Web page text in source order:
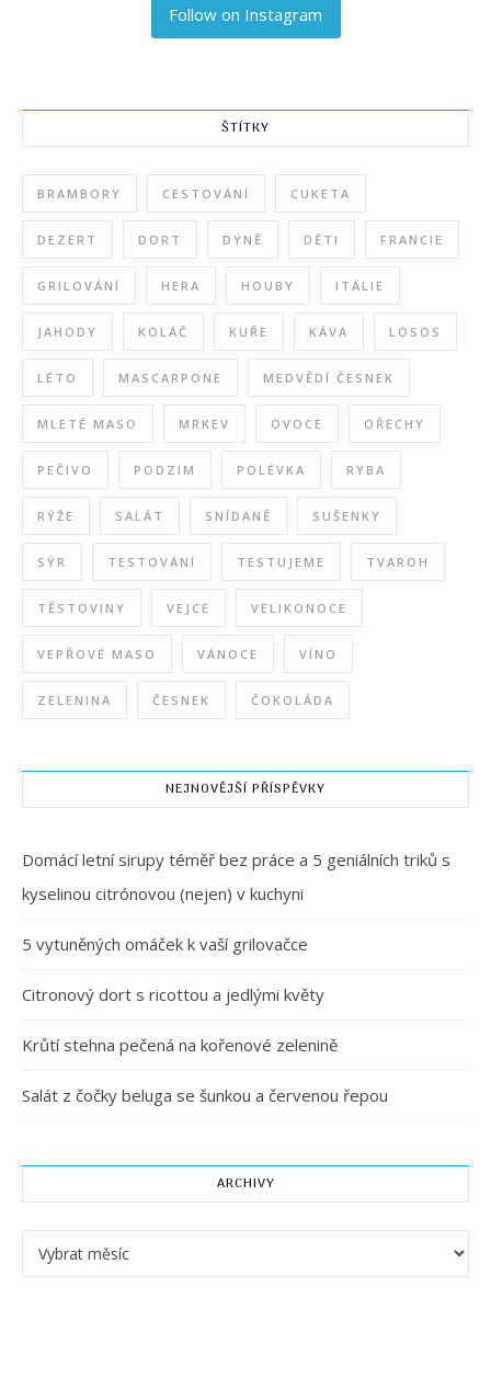
Follow on Instagram
ŠTÍTKY
BRAMBORY CESTOVÁNÍ CUKETA
DEZERT DORT DÝNĚ DĚTI FRANCIE
GRILOVÁNÍ HERA HOUBY ITÁLIE
JAHODY KOLÁČ KUŘE KÁVA LOSOS
LÉTO MASCARPONE MEDVĚDÍ ČESNEK
MLETÉ MASO MRKEV OVOCE OŘECHY
PEČIVO PODZIM POLÉVKA RYBA
RÝŽE SALÁT SNÍDANĚ SUŠENKY
SÝR TESTOVÁNÍ TESTUJEME TVAROH
TĚSTOVINY VEJCE VELIKONOCE
VEPŘOVÉ MASO VÁNOCE VÍNO
ZELENINA ČESNEK ČOKOLÁDA
NEJNOVĚJŠÍ PŘÍSPĚVKY
Domácí letní sirupy téměř bez práce a 5 geniálních triků s
kyselinou citrónovou (nejen) v kuchyni
5 vytuněných omáček k vaší grilovačce
Citronový dort s ricottou a jedlými květy
Krůtí stehna pečená na kořenové zelenině
Salát z čočky beluga se šunkou a červenou řepou
ARCHIVY
Archivy